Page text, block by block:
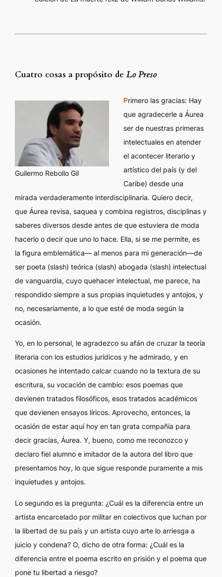
Cuatro cosas a propósito deLo Preso
Guilermo Rebollo Gil
Primero las gracias: Hay
que agradecerle a Áurea
ser de nuestras primeras
intelectuales en atender
el acontecer literario y
artístico del país (y del
Caribe) desde una
mirada verdaderamente interdisciplinaria. Quiero decir,
que Áurea revisa, saquea y combina registros, disciplinas y
saberes diversos desde antes de que estuviera de moda
hacerlo o decir que uno lo hace. Ella, si se me permite, es
la figura emblemática— al menos para mi generación—de
ser poeta (slash) teórica (slash) abogada (slash) intelectual
de vanguardia, cuyo quehacer intelectual, me parece, ha
respondido siempre a sus propias inquietudes y antojos, y
no, necesariamente, a lo que esté de moda según la
ocasión.
Yo, en lo personal, le agradezco su afán de cruzar la teoría
literaria con los estudios jurídicos y he admirado, y en
ocasiones he intentado calcar cuando no la textura de su
escritura, su vocación de cambio: esos poemas que
devienen tratados filosóficos, esos tratados académicos
que devienen ensayos líricos. Aprovecho, entonces, la
ocasión de estar aquí hoy en tan grata compañía para
decir gracias, Áurea. Y, bueno, como me reconozco y
declaro fiel alumno e imitador de la autora del libro que
presentamos hoy, lo que sigue responde puramente a mis
inquietudes y antojos.
Lo segundo es la pregunta: ¿Cuál es la diferencia entre un
artista encarcelado por militar en colectivos que luchan por
la libertad de su país y un artista cuyo arte lo arriesga a
juicio y condena? O, dicho de otra forma: ¿Cuál es la
diferencia entre el poema escrito en prisión y el poema que
pone tu libertad a riesgo?